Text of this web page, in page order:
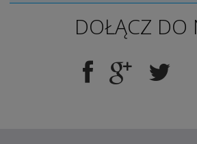
DOŁĄCZ DO